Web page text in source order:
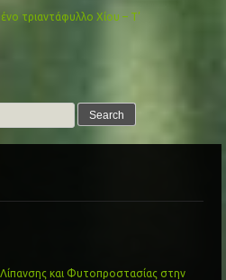
τριαντάφυλλο Χίου – Τ’
και Φυτοπροστασίας στην